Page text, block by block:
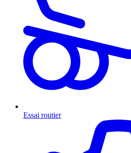
Essai routier